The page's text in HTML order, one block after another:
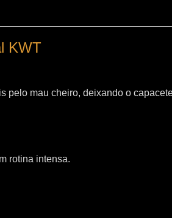
KWT
pelo mau cheiro, deixando o
rotina intensa.